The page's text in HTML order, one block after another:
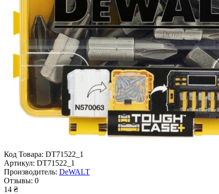
Код Товара: DT71522_1
Артикул: DT71522_1
Производитель: DeWALT
Отзывы: 0
14 ₴